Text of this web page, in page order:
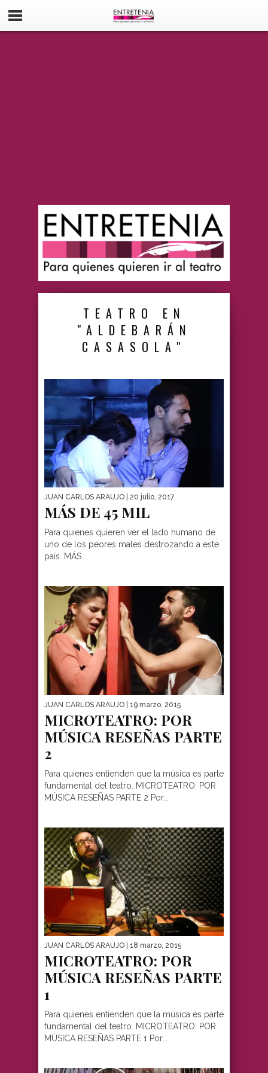
TEATRO EN
"ALDEBARÁN
CASASOLA"
JUAN CARLOS ARAUJO | 20 julio, 2017
MÁS DE 45 MIL
Para quienes quieren ver el lado humano de
uno de los peores males destrozando a este
país. MÁS...
JUAN CARLOS ARAUJO | 19 marzo, 2015
MICROTEATRO: POR
MÚSICA RESEÑAS PARTE
2
Para quienes entienden que la música es parte
fundamental del teatro. MICROTEATRO: POR
MÚSICA RESEÑAS PARTE 2 Por...
JUAN CARLOS ARAUJO | 18 marzo, 2015
MICROTEATRO: POR
MÚSICA RESEÑAS PARTE
1
Para quienes entienden que la música es parte
fundamental del teatro. MICROTEATRO: POR
MÚSICA RESEÑAS PARTE 1 Por...